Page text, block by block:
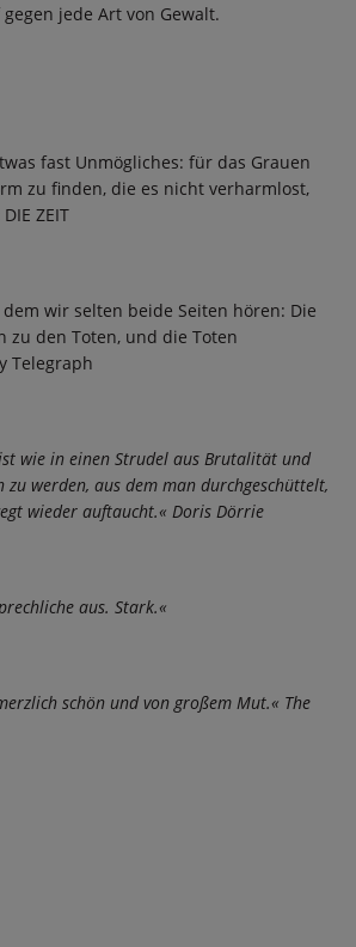
jede Art von Gewalt.
fast Unmögliches: für das Grauen
zu finden, die es nicht verharmlost,
ZEIT
dem wir selten beide Seiten hören: Die
zu den Toten, und die Toten
Telegraph
wie in einen Strudel aus Brutalität und
werden, aus dem man durchgeschüttelt,
wieder auftaucht.« Doris Dörrie
aus. Stark.«
schön und von großem Mut.« The